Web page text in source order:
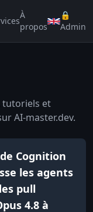
À
propos
🔒
Admin
et
AI-master.dev.
Cognition
les agents
pull
4.8 à